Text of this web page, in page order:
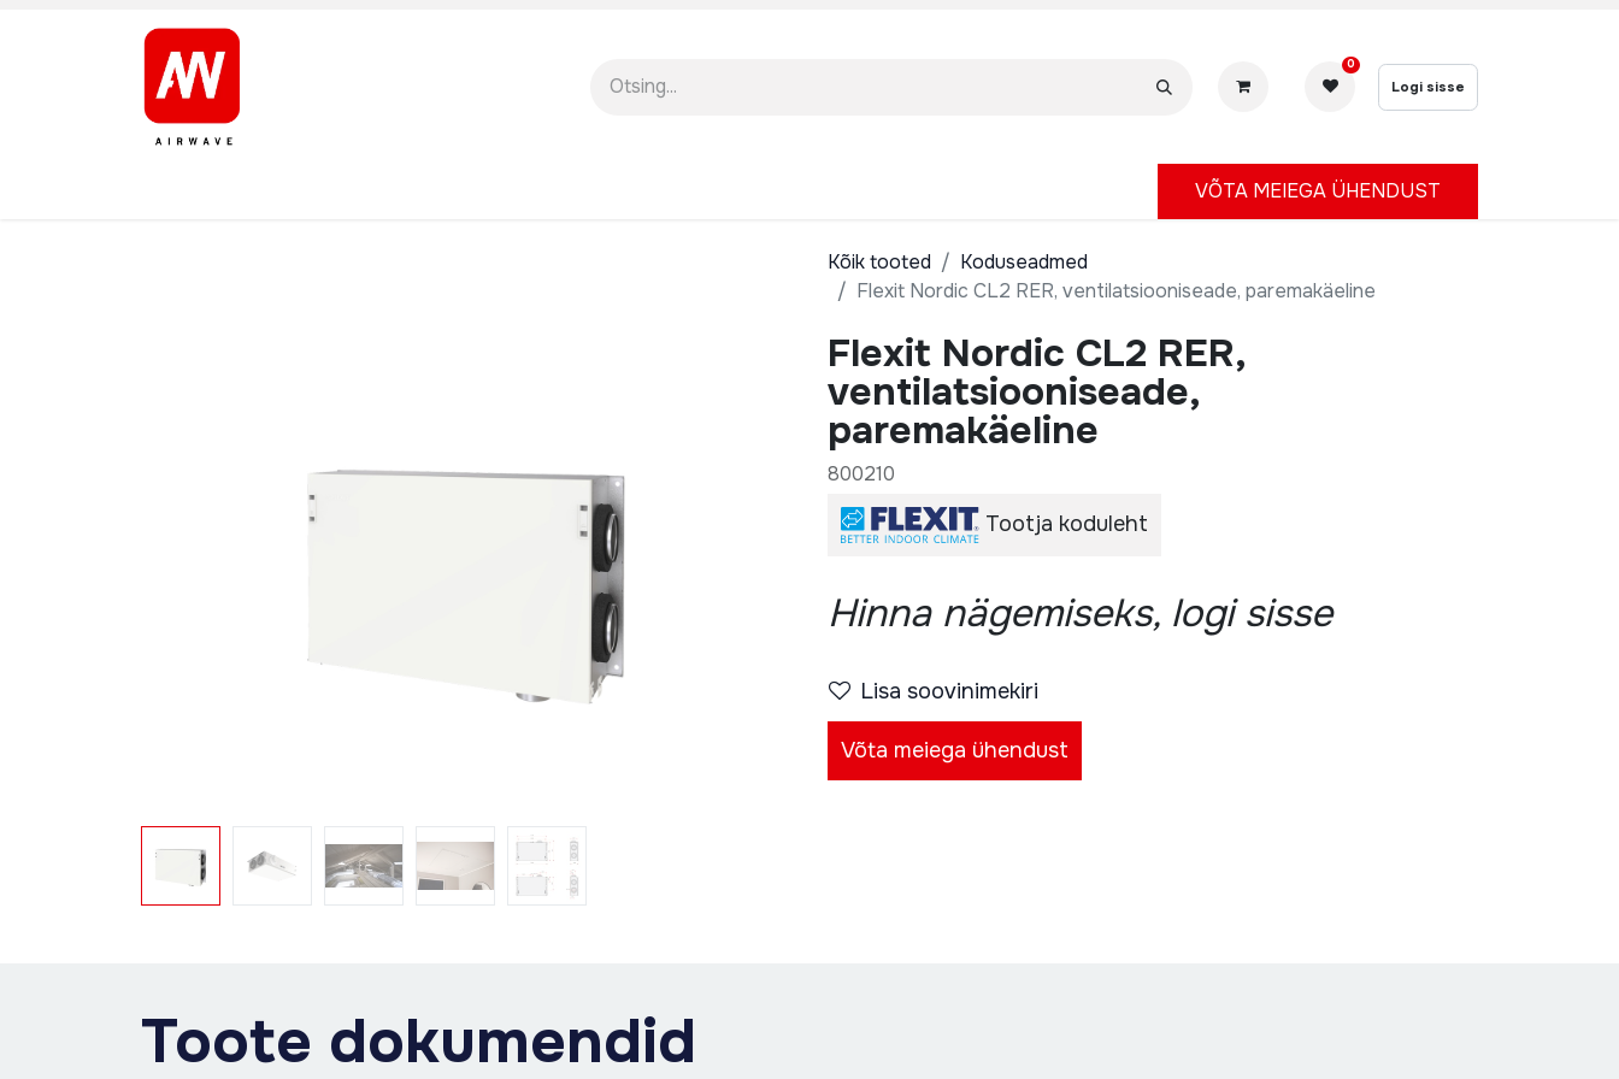
0
Logi sisse
VÕTA MEIEGA ÜHENDUST
Kõik tooted
Koduseadmed
Flexit Nordic CL2 RER, ventilatsiooniseade, paremakäeline
Flexit Nordic CL2 RER,
ventilatsiooniseade,
paremakäeline
800210
Tootja koduleht
Hinna nägemiseks, logi sisse
Lisa soovinimekiri
Võta meiega ühendust
Toote dokumendid